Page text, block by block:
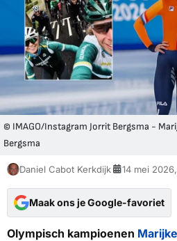
© IMAGO/Instagram Jorrit Bergsma -
Bergsma
Daniel Cabot Kerkdijk 14 mei
Maak ons je Google-favoriet
Olympisch kampioenen